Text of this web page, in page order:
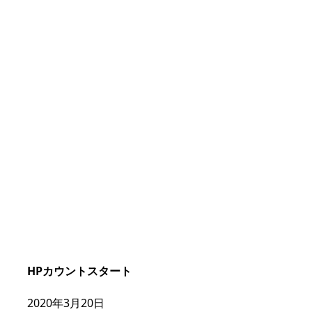
HPカウントスタート
2020年3月20日